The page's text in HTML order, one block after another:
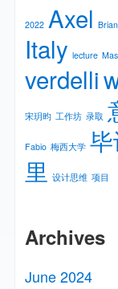
2022 Axel
Italy lecture
verdelli
宋玥昀 工作坊 录取
Fabio 梅⻄⼤学
里
设计思维 项目
Archives
June 2024